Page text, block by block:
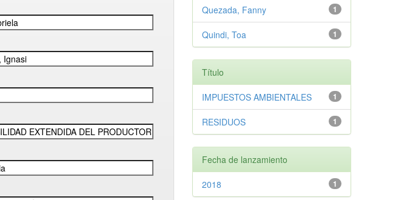
1
Quezada, Fanny
1
Quindi, Toa
Título
1
IMPUESTOS AMBIENTALES
1
RESIDUOS
Fecha de lanzamiento
1
2018